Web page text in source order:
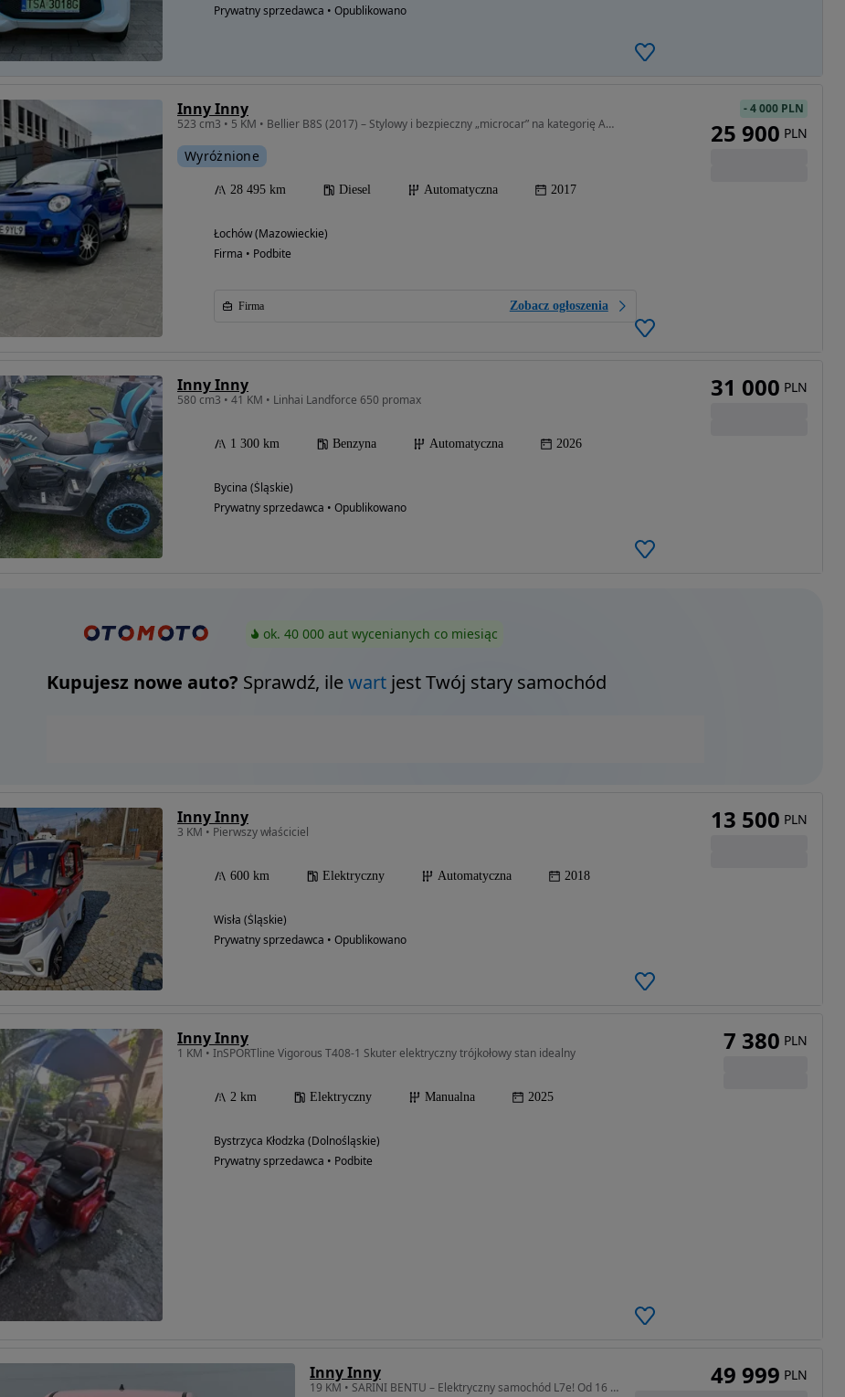
Prywatny sprzedawca • Opublikowano
Inny Inny
523 cm3 • 5 KM • Bellier B8S (2017) – Stylowy i bezpieczny „microcar” na kategorię AM /
Wyróżnione
28 495 km Diesel Automatyczna 2017
Łochów (Mazowieckie)
Firma • Podbite
Firma Zobacz ogłoszenia
-4 000 PLN
25 900 PLN
Inny Inny
580 cm3 • 41 KM • Linhai Landforce 650 promax
1 300 km Benzyna Automatyczna 2026
Bycina (Śląskie)
Prywatny sprzedawca • Opublikowano
31 000 PLN
ok. 40 000 aut wycenianych co miesiąc
Kupujesz nowe auto? Sprawdź, ilewartjest Twój stary samochód
Inny Inny
3 KM • Pierwszy właściciel
600 km Elektryczny Automatyczna 2018
Wisła (Śląskie)
Prywatny sprzedawca • Opublikowano
13 500 PLN
Inny Inny
1 KM • InSPORTline Vigorous T408-1 Skuter elektryczny trójkołowy stan idealny
2 km Elektryczny Manualna 2025
Bystrzyca Kłodzka (Dolnośląskie)
Prywatny sprzedawca • Podbite
7 380 PLN
Inny Inny
19 KM • SARINI BENTU – Elektryczny samochód L7e! Od 16 roku życia! PROMOCJA 49 999 PLN